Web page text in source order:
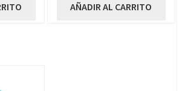
AÑADIR AL CARRITO